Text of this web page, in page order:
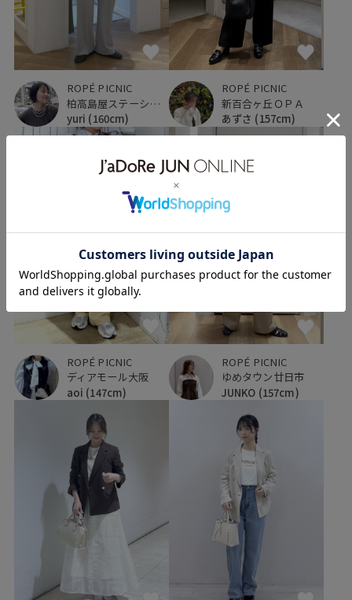
ROPÉ PICNIC
柏高島屋ステーションモール
yuri (160cm)
ROPÉ PICNIC
新百合ヶ丘ＯＰＡ
あずさ (157cm)
ROPÉ PICNIC
ディアモール大阪
aoi (147cm)
ROPÉ PICNIC
ゆめタウン廿日市
JUNKO (157cm)